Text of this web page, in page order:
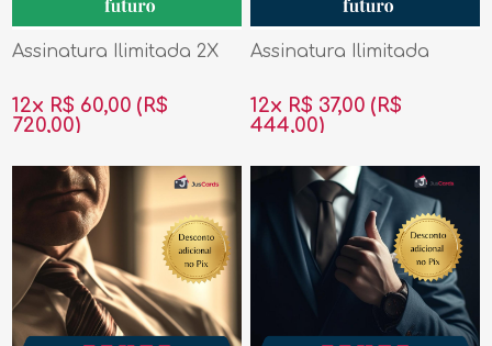
Assinatura Ilimitada 2X
12x R$ 60,00 (R$
720,00)
Assinatura Ilimitada
12x R$ 37,00 (R$
444,00)